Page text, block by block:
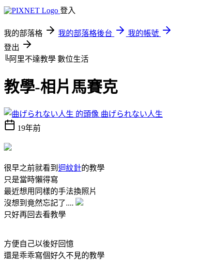
登入
我的部落格 我的部落格後台
我的帳號
登出
╚阿里不達教學 數位生活
教學-相片馬賽克
曲げられない人生
19年前
很早之前就看到 迴紋針的教學
只是當時懶得寫
最近想用同樣的手法換照片
沒想到竟然忘記了....
只好再回去看教學
方便自己以後好回憶
還是乖乖寫個好久不見的教學